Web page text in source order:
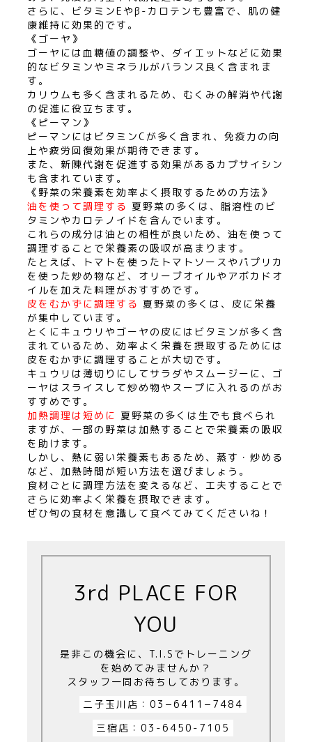
さらに、ビタミンEやβ-カロテンも豊富で、肌の健
康維持に効果的です。
《ゴーヤ》
ゴーヤには血糖値の調整や、ダイエットなどに効果
的なビタミンやミネラルがバランス良く含まれま
す。
カリウムも多く含まれるため、むくみの解消や代謝
の促進に役立ちます。
《ピーマン》
ピーマンにはビタミンCが多く含まれ、免疫力の向
上や疲労回復効果が期待できます。
また、新陳代謝を促進する効果があるカプサイシン
も含まれています。
《野菜の栄養素を効率よく摂取するための方法》
油を使って調理する 夏野菜の多くは、脂溶性のビ
タミンやカロテノイドを含んでいます。
これらの成分は油との相性が良いため、油を使って
調理することで栄養素の吸収が高まります。
たとえば、トマトを使ったトマトソースやパプリカ
を使った炒め物など、オリーブオイルやアボカドオ
イルを加えた料理がおすすめです。
皮をむかずに調理する 夏野菜の多くは、皮に栄養
が集中しています。
とくにキュウリやゴーヤの皮にはビタミンが多く含
まれているため、効率よく栄養を摂取するためには
皮をむかずに調理することが大切です。
キュウリは薄切りにしてサラダやスムージーに、ゴ
ーヤはスライスして炒め物やスープに入れるのがお
すすめです。
加熱調理は短めに 夏野菜の多くは生でも食べられ
ますが、一部の野菜は加熱することで栄養素の吸収
を助けます。
しかし、熱に弱い栄養素もあるため、蒸す・炒める
など、加熱時間が短い方法を選びましょう。
食材ごとに調理方法を変えるなど、工夫することで
さらに効率よく栄養を摂取できます。
ぜひ旬の食材を意識して食べてみてくださいね！
3rd PLACE FOR
YOU
是非この機会に、T.I.Sでトレーニング
を始めてみませんか？
スタッフ一同お待ちしております。
二子玉川店：03−6411−7484
三宿店：03-6450-7105